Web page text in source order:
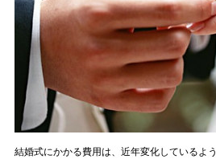
結婚式にかかる費用は、近年変化しているよう